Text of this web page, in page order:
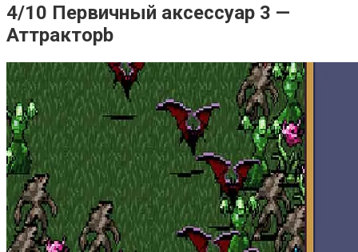
4/10 Первичный аксессуар 3 —
Аттракторb